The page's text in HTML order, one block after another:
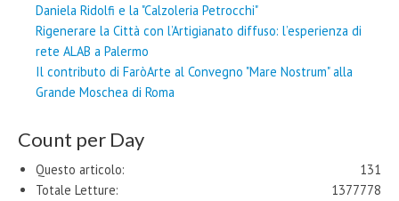
Daniela Ridolfi e la "Calzoleria Petrocchi"
Rigenerare la Città con l’Artigianato diffuso: l’esperienza di
rete ALAB a Palermo
Il contributo di FaròArte al Convegno "Mare Nostrum" alla
Grande Moschea di Roma
Count per Day
131
Questo articolo:
1377778
Totale Letture: